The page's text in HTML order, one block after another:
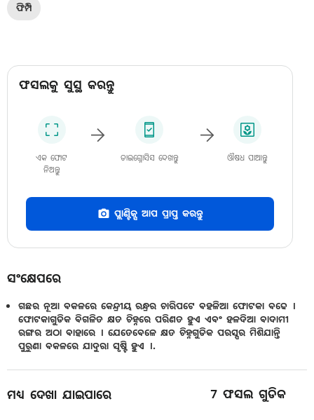
ଫିମ୍ପି
ଫସଲକୁ ସୁସ୍ଥ କରନ୍ତୁ
ଏକ ଫୋଟ
ନିଅନ୍ତୁ
ଡାଇଗ୍ନୋସିସ ଦେଖନ୍ତୁ ଔଷଧ ପାଆନ୍ତୁ
ପ୍ଲାଣ୍ଟିକ୍ସ ଆପ ପ୍ରାପ୍ତ କରନ୍ତୁ
ସଂକ୍ଷେପରେ
ଗଛର ନୂଆ ବକଳରେ କେନ୍ଦ୍ରୀୟ ରନ୍ଧ୍ରର ଚାରିପଟେ ବହଳିଆ ଫୋଟକା ବଢେ ।
ଫୋଟକାଗୁଡିକ ବିଗଳିତ କ୍ଷତ ଚିହ୍ନରେ ପରିଣତ ହୁଏ ଏବଂ ହଳଦିଆ ବାଦାମୀ
ରଙ୍ଗର ଅଠା ବାହାରେ । ଯେତେବେଳେ କ୍ଷତ ଚିହ୍ନଗୁଡିକ ପରସ୍ପର ମିଶିଯାନ୍ତି
ପୁରୁଣା ବକଳରେ ଯାଦୁରା ସୃଷ୍ଟି ହୁଏ ।.
ମଧ୍ୟ ଦେଖା ଯାଇପାରେ 7 ଫସଲ ଗୁଡିକ